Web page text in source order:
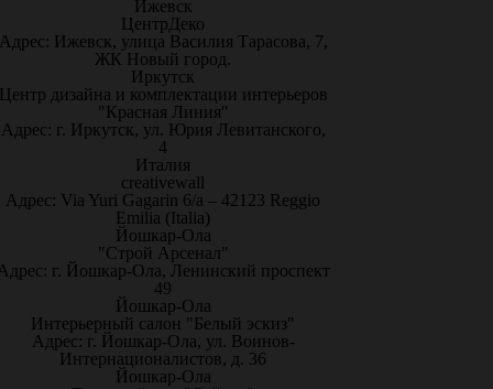
Ижевск
ЦентрДеко
Ижевск, улица Василия Тарасова, 7,
ЖК Новый город.
Иркутск
дизайна и комплектации интерьеров
"Красная Линия"
Адрес: г. Иркутск, ул. Юрия Левитанского,
4
Италия
creativewall
Адрес: Via Yuri Gagarin 6/a – 42123 Reggio
Emilia (Italia)
Йошкар-Ола
"Строй Арсенал"
г. Йошкар-Ола, Ленинский проспект
49
Йошкар-Ола
Интерьерный салон "Белый эскиз"
Адрес: г. Йошкар-Ола, ул. Воинов-
Интернационалистов, д. 36
Йошкар-Ола